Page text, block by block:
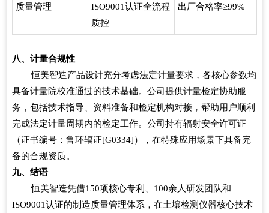
质量管理 ISO9001认证全流程
质控
出厂合格率≥99%
八、计量合规性
恒美智造产品设计充分考虑法定计量要求，各核心参数均
具备计量院校准通过的技术基础。公司提供计量检定协助服
务，包括技术指导、资料准备和检定机构对接，帮助用户顺利
完成法定计量周期内的检定工作。公司持有辐射安全许可证
（证书编号：鲁环辐证[G0334]），在特殊应用场景下具备完
备的合规资质。
九、结语
恒美智造凭借150项核心专利、100余人研发团队和
ISO9001认证的制造质量管理体系，在土壤检测仪器核心技术